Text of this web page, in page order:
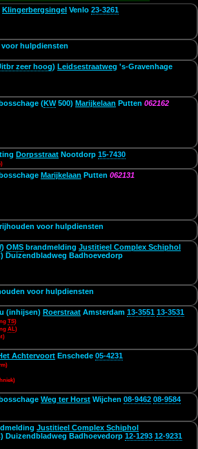
Klingerbergsingel Venlo 23-3261
hulpdiensten
zeer hoog) Leidsestraatweg 's-Gravenhage
(KW500) Marijkelaan Putten 062162
Dorpsstraat Nootdorp 15-7430
Marijkelaan Putten 062131
voor hulpdiensten
) OMS brandmelding Justitieel Complex Schiphol
Duizendbladweg Badhoevedorp
voor hulpdiensten
(inhijsen) Roerstraat Amsterdam 13-3551 13-3531
TS)
AL)
Achtervoort Enschede 05-4231
Weg ter Horst Wijchen 08-9462 08-9584
Justitieel Complex Schiphol
Duizendbladweg Badhoevedorp 12-1293 12-9231